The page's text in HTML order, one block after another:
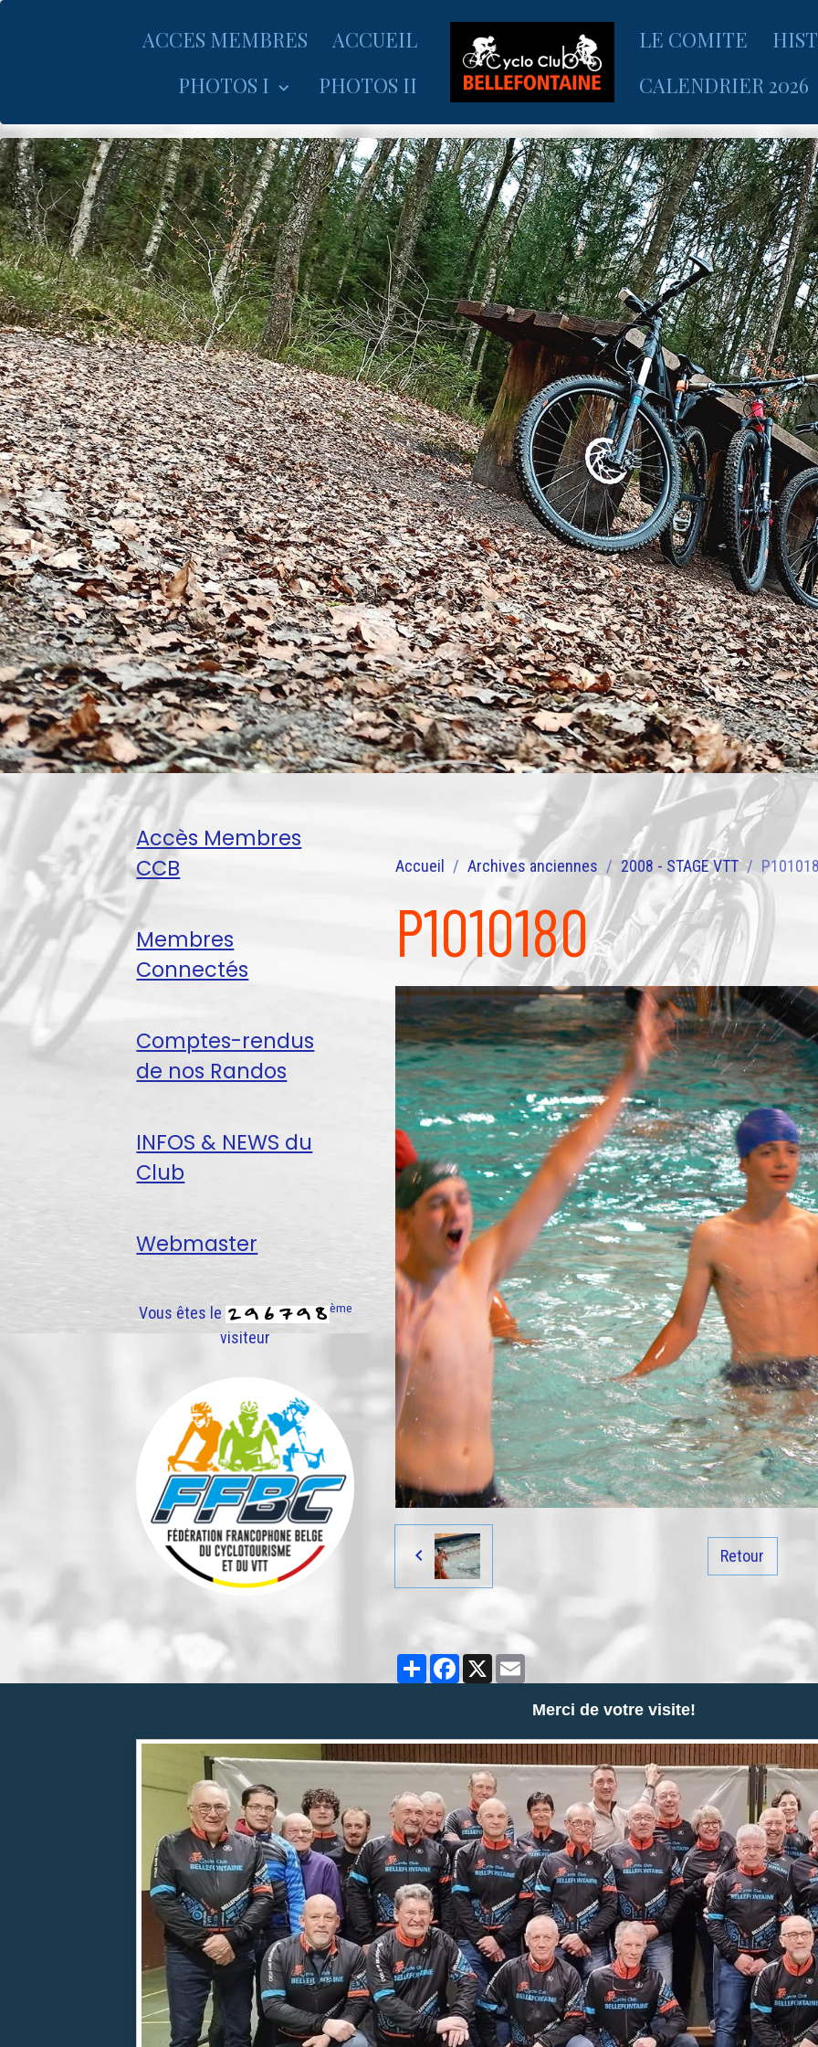
ACCES MEMBRES
ACCUEIL
PHOTOS I
PHOTOS II
LE COMITE
CALENDRIER 2026
Accueil Archives anciennes 2008 - STAGE VTT
P1010180
Retour
PartagerFacebook
X Email
Accès Membres
CCB
Membres
Connectés
Comptes-rendus
de nos Randos
INFOS & NEWS du
Club
Webmaster
Vous êtes le ème
visiteur
Merci de votre visite!